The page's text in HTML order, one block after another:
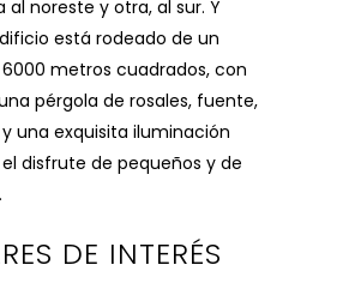
al noreste y otra, al sur. Y
está rodeado de un
metros cuadrados, con
pérgola de rosales, fuente,
una exquisita iluminación
disfrute de pequeños y de
DE INTERÉS